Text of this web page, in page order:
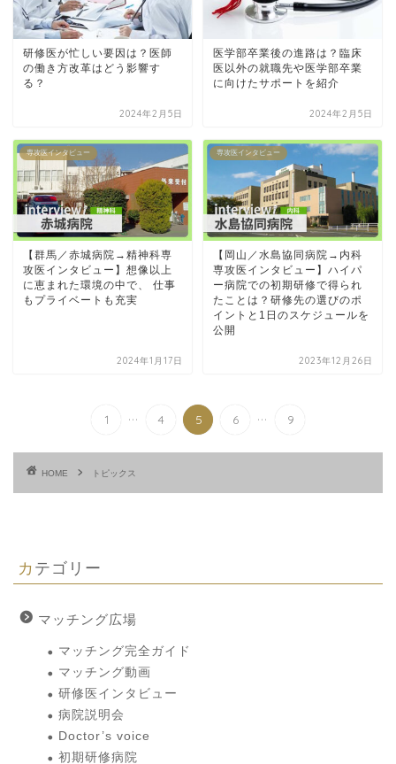
研修医が忙しい要因は？医師
の働き方改革はどう影響す
る？
2024年2月5日
医学部卒業後の進路は？臨床
医以外の就職先や医学部卒業
に向けたサポートを紹介
2024年2月5日
専攻医インタビュー
【群馬／赤城病院→精神科専
攻医インタビュー】想像以上
に恵まれた環境の中で、 仕事
もプライベートも充実
2024年1月17日
専攻医インタビュー
【岡山／水島協同病院→内科
専攻医インタビュー】ハイパ
ー病院での初期研修で得られ
たことは？研修先の選びのポ
イントと1日のスケジュールを
公開
2023年12月26日
1 ... 4 5 6 ... 9
HOME トピックス
カテゴリー
マッチング広場
マッチング完全ガイド
マッチング動画
研修医インタビュー
病院説明会
Doctor’s voice
初期研修病院